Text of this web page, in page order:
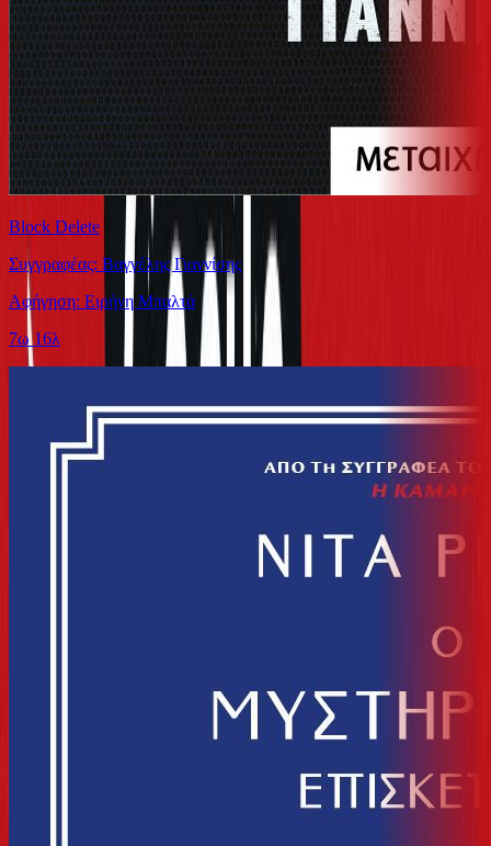
Block Delete
Συγγραφέας: Βαγγέλης Γιαννίσης
Αφήγηση: Ειρήνη Μπαλτά
7ω 16λ